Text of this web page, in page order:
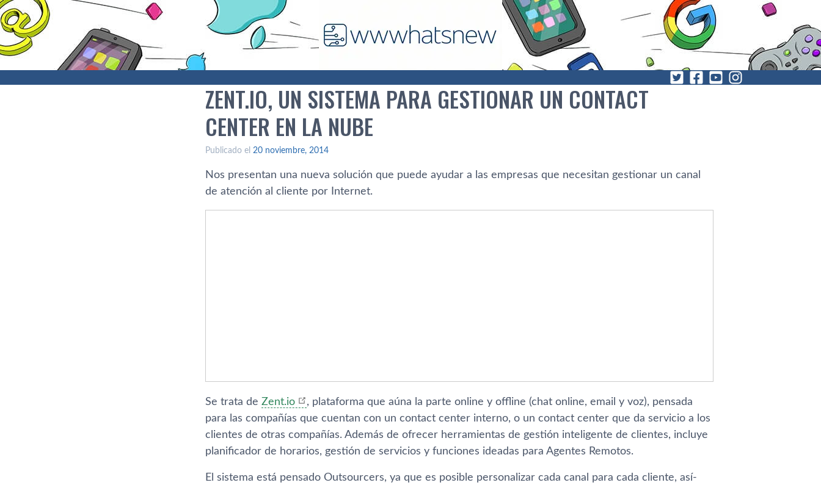
ZENT.IO, UN SISTEMA PARA GESTIONAR UN CONTACT
CENTER EN LA NUBE
Publicado el 20 noviembre, 2014
Nos presentan una nueva solución que puede ayudar a las empresas que necesitan gestionar un canal
de atención al cliente por Internet.
Se trata de Zent.io
, plataforma que aúna la parte online y offline (chat online, email y voz), pensada
para las compañí­as que cuentan con un contact center interno, o un contact center que da servicio a los
clientes de otras compañí­as. Además de ofrecer herramientas de gestión inteligente de clientes, incluye
planificador de horarios, gestión de servicios y funciones ideadas para Agentes Remotos.
El sistema está pensado Outsourcers, ya que es posible personalizar cada canal para cada cliente, así­